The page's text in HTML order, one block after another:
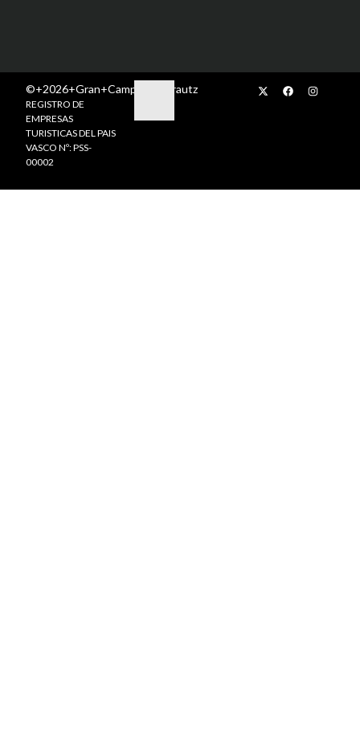
©+2026+Gran+Camping+Zarautz
REGISTRO DE
EMPRESAS
TURISTICAS DEL PAIS
VASCO Nº: PSS-
00002